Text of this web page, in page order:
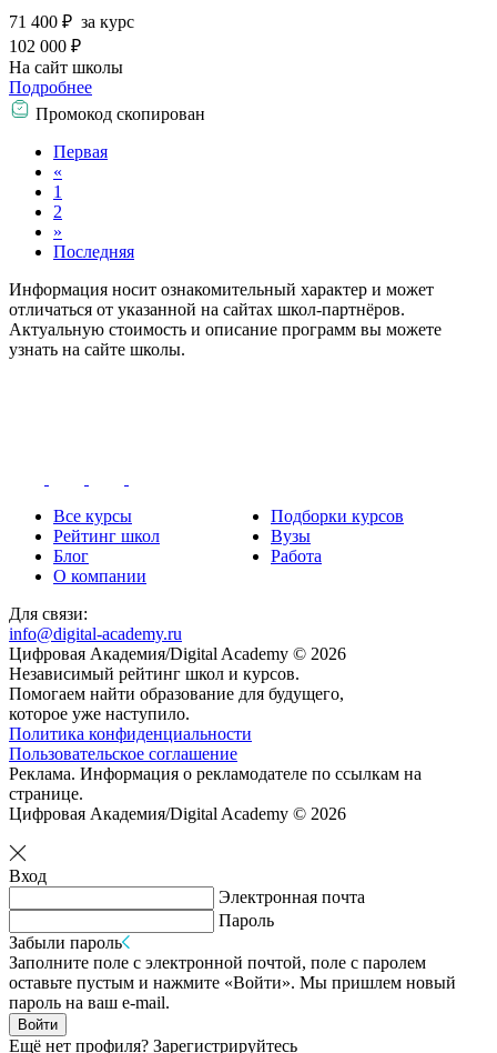
71 400 ₽ за курс
102 000 ₽
На сайт школы
Подробнее
Промокод скопирован
Первая
«
1
2
»
Последняя
Информация носит ознакомительный характер и может
отличаться от указанной на сайтах школ-партнёров.
Актуальную стоимость и описание программ вы можете
узнать на сайте школы.
Все курсы
Подборки курсов
Рейтинг школ
Вузы
Блог
Работа
О компании
Для связи:
info@digital-academy.ru
Цифровая Академия/Digital Academy © 2026
Независимый рейтинг школ и курсов.
Помогаем найти образование для будущего,
которое уже наступило.
Политика конфиденциальности
Пользовательское соглашение
Реклама. Информация о рекламодателе по ссылкам на
странице.
Цифровая Академия/Digital Academy © 2026
Вход
Электронная почта
Пароль
Забыли пароль
Заполните поле с электронной почтой, поле с паролем
оставьте пустым и нажмите «Войти». Мы пришлем новый
пароль на ваш e-mail.
Войти
Ещё нет профиля? Зарегистрируйтесь